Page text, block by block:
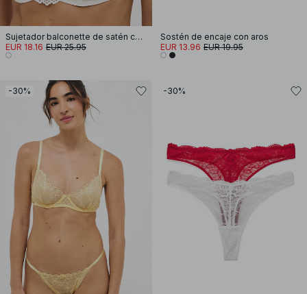
Sujetador balconette de satén con volantes
EUR 18.16 EUR 25.95
Sostén de encaje con aros
EUR 13.96 EUR 19.95
-30% -30%